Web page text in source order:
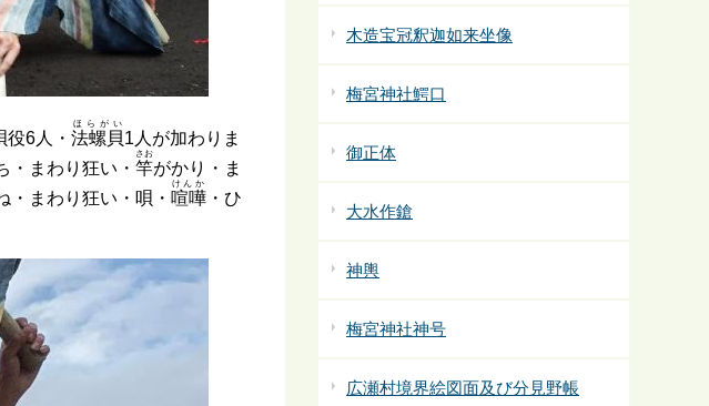
6人・ 法螺貝
ほらがい
1人が加わりま
まわり狂い・ 竿
さお
がかり・ま
まわり狂い・唄・ 喧嘩
けんか
・ひ
木造宝冠釈迦如来坐像
梅宮神社鰐口
御正体
大水作鎗
神輿
梅宮神社神号
広瀬村境界絵図面及び分見野帳